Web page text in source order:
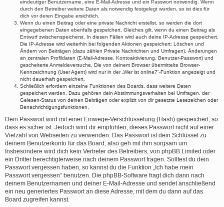
eindeutiger Benutzername, eine E-Mail-Adresse und ein Passwort notwendig. Wenn
durch den Betreiber weitere Daten als notwendig festgelegt wurden, so ist dies für
dich vor deren Eingabe ersichtlich.
Wenn du einen Beitrag oder eine private Nachricht erstellst, so werden die dort
eingegebenen Daten ebenfalls gespeichert. Gleiches gilt, wenn du einen Beitrag als
Entwurf zwischenspeicherst. In diesen Fällen wird auch deine IP-Adresse gespeichert.
Die IP-Adresse wird weiterhin bei folgenden Aktionen gespeichert: Löschen und
Ändern von Beiträgen (dazu zählen Private Nachrichten und Umfragen), Änderungen
an zentralen Profildaten (E-Mail-Adresse, Kontoaktivierung, Benutzer-Passwort) und
gescheiterte Anmeldeversuche. Die von deinem Browser übermittelte Browser-
Kennzeichnung (User Agent) wird nur in der „Wer ist online?“-Funktion angezeigt und
nicht dauerhaft gespeichert.
Schließlich erfordern einzelne Funktionen des Boards, dass weitere Daten
gespeichert werden. Dazu gehören dein Abstimmungsverhalten bei Umfragen, der
Gelesen-Status von deinen Beiträgen oder explizit von dir gesetzte Lesezeichen oder
Benachrichtigungsfunktionen.
Dein Passwort wird mit einer Einwege-Verschlüsselung (Hash) gespeichert, so
dass es sicher ist. Jedoch wird dir empfohlen, dieses Passwort nicht auf einer
Vielzahl von Webseiten zu verwenden. Das Passwort ist dein Schlüssel zu
deinem Benutzerkonto für das Board, also geh mit ihm sorgsam um.
Insbesondere wird dich kein Vertreter des Betreibers, von phpBB Limited oder
ein Dritter berechtigterweise nach deinem Passwort fragen. Solltest du dein
Passwort vergessen haben, so kannst du die Funktion „Ich habe mein
Passwort vergessen“ benutzen. Die phpBB-Software fragt dich dann nach
deinem Benutzernamen und deiner E-Mail-Adresse und sendet anschließend
ein neu generiertes Passwort an diese Adresse, mit dem du dann auf das
Board zugreifen kannst.